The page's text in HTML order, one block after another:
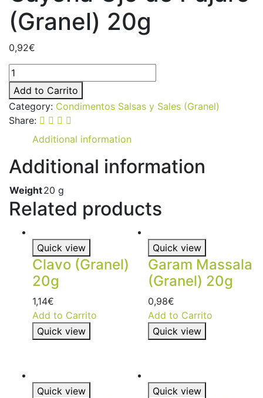
(Granel) 20g
0,92€
Add to Carrito
Category: Condimentos Salsas y Sales (Granel)
Share:
Additional information
Additional information
Weight20 g
Related products
Quick view
Clavo (Granel)
20g
1,14€
Add to Carrito
Quick view
Quick view
Garam Massala
(Granel) 20g
0,98€
Add to Carrito
Quick view
Quick view Quick view